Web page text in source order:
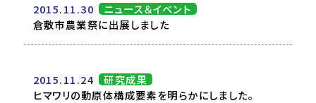
2015.11.30
ニュース＆イベント
倉敷市農業祭に出展しました
2015.11.24
研究成果
ヒマワリの動原体構成要素を明らかにしました。